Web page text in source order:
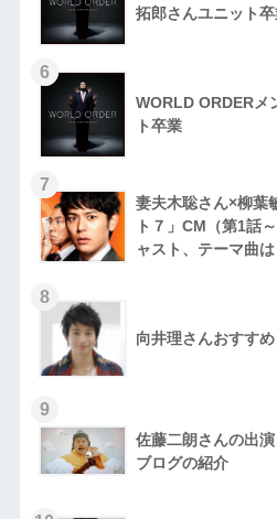
拓郎さんユニット
6
WORLD ORDERメ
ト卒業
7
妻夫木聡さん×柳葉
ト７」CM（第1話
ャスト、テーマ曲は
8
向井理さんおすす
9
佐藤二朗さんの出
ブログの紹介